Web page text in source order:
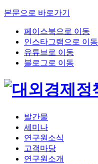
본문으로 바로가기
페이스북으로 이동
인스타그램으로 이동
유튜브로 이동
블로그로 이동
발간물
세미나
연구원소식
고객마당
연구원소개